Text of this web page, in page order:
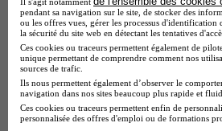
Master CCA en alternance
BTS Ndrc en alternance
BTS Sam en alternance
Cap Fleuriste en alternance
BTS Sio en alternance
MSc Marketing Digital en
BTS Gpme en alternance
Cap Electricien en alternance
BTS Gpn en alternance
pendant sa navigation sur le site, de stocker des
ou les offres vues, gérer les processus
la sécurité du site web en détectant les tentatives
Ces cookies ou traceurs permettent également de
unique permettant de comprendre comment nos
sources de trafic.
Ils nous permettent également d’observer le
navigation dans nos sites beaucoup plus rapide et
Ces cookies ou traceurs permettent enfin de
personnalisée des offres d'emploi ou de formations